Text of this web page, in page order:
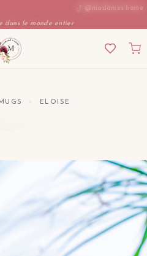
dans le monde entier
@madames.home
ELOISE